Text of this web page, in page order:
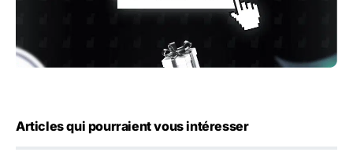
Articles qui pourraient vous intéresser